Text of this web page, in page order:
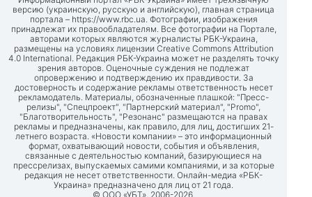
версию (украинскую, русскую и английскую), главная страница
портала – https://www.rbc.ua. Фотографии, изображения
принадлежат их правообладателям. Все фотографии на Портале,
авторами которых являются журналисты РБК-Украина,
размещены на условиях лицензии Creative Commons Attribution
4.0 International. Редакция РБК-Украина может не разделять точку
зрения авторов. Оценочные суждения не подлежат
опровержению и подтверждению их правдивости. За
достоверность и содержание рекламы ответственность несет
рекламодатель. Материалы, обозначенные плашкой: "Пресс-
релизы", "Спецпроект", "Партнерский материал", "Promo",
"Благотворительность", "Резонанс" размещаются на правах
рекламы и предназначены, как правило, для лиц, достигших 21-
летнего возраста. «Новости компании» – это информационный
формат, охватывающий новости, события и объявления,
связанные с деятельностью компаний, базирующиеся на
прессрелизах, выпускаемых самими компаниями, и за которые
редакция не несет ответственности. Онлайн-медиа «РБК-
Украина» предназначено для лиц от 21 года.
© ООО «УБТ», 2006-2026.